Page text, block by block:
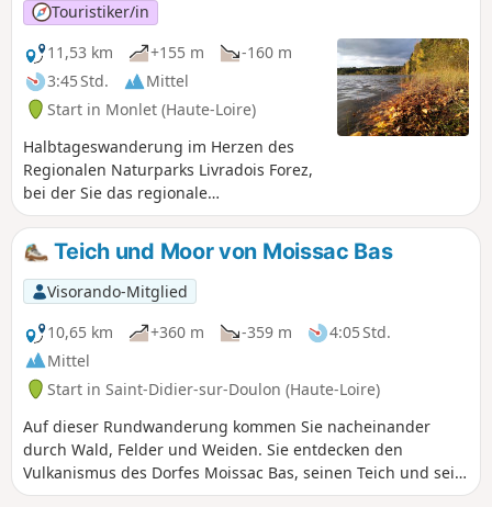
Touristiker/in
11,53 km
+155 m
-160 m
3:45 Std.
Mittel
Start in Monlet (Haute-Loire)
Halbtageswanderung im Herzen des
Regionalen Naturparks Livradois Forez,
bei der Sie das regionale
Naturschutzgebiet Lac de Malaguet und
seine Umgebung entdecken können, die
zwischen Wald und Wiese wechselt...
Teich und Moor von Moissac Bas
Visorando-Mitglied
10,65 km
+360 m -359 m
4:05 Std.
Mittel
Start in Saint-Didier-sur-Doulon (Haute-Loire)
Auf dieser Rundwanderung kommen Sie nacheinander
durch Wald, Felder und Weiden. Sie entdecken den
Vulkanismus des Dorfes Moissac Bas, seinen Teich und sein
entstehendes Moor.